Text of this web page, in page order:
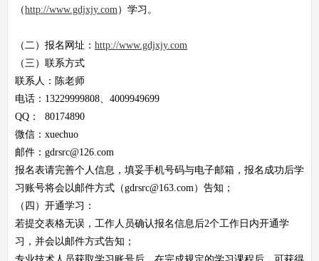
（http://www.gdjxjy.com ）学习。
（二）报名网址： http://www.gdjxjy.com
（三）联系方式
联系人：陈老师
电话：13229999808、4009949699
QQ： 80174890
微信：xuechuo
邮件： gdrsrc@126.com
报名表请完善个人信息，填妥手机号码与电子邮箱 ，报名成功后学
习账号将会以邮件方式（gdrsrc@163.com ）告知；
（四）开通学习：
若提交表格无误，工作人员确认报名信息后2个工作日内开通学
习，并会以邮件方式告知；